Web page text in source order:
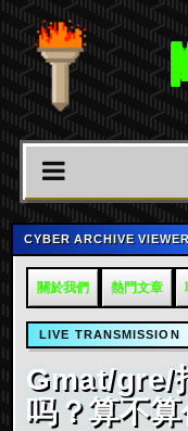
CYBER ARCHIVE
關於我們 熱門文章
LIVE TRANSMISSION
Gmat/gre/
吗？算不